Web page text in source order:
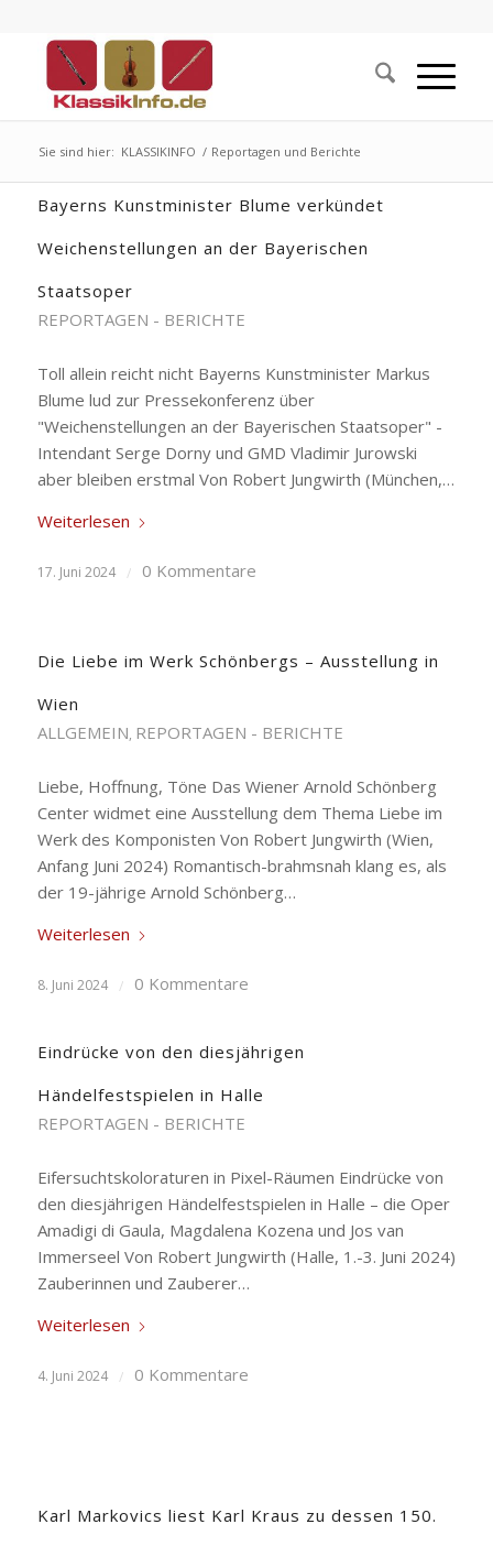
Sie sind hier: KLASSIKINFO / Reportagen und Berichte
Bayerns Kunstminister Blume verkündet
Weichenstellungen an der Bayerischen
Staatsoper
REPORTAGEN - BERICHTE
Toll allein reicht nicht Bayerns Kunstminister Markus
Blume lud zur Pressekonferenz über
"Weichenstellungen an der Bayerischen Staatsoper" -
Intendant Serge Dorny und GMD Vladimir Jurowski
aber bleiben erstmal Von Robert Jungwirth (München,…
Weiterlesen
17. Juni 2024 / 0 Kommentare
Die Liebe im Werk Schönbergs – Ausstellung in
Wien
ALLGEMEIN, REPORTAGEN - BERICHTE
Liebe, Hoffnung, Töne Das Wiener Arnold Schönberg
Center widmet eine Ausstellung dem Thema Liebe im
Werk des Komponisten Von Robert Jungwirth (Wien,
Anfang Juni 2024) Romantisch-brahmsnah klang es, als
der 19-jährige Arnold Schönberg…
Weiterlesen
8. Juni 2024 / 0 Kommentare
Eindrücke von den diesjährigen
Händelfestspielen in Halle
REPORTAGEN - BERICHTE
Eifersuchtskoloraturen in Pixel-Räumen Eindrücke von
den diesjährigen Händelfestspielen in Halle – die Oper
Amadigi di Gaula, Magdalena Kozena und Jos van
Immerseel Von Robert Jungwirth (Halle, 1.-3. Juni 2024)
Zauberinnen und Zauberer…
Weiterlesen
4. Juni 2024 / 0 Kommentare
Karl Markovics liest Karl Kraus zu dessen 150.